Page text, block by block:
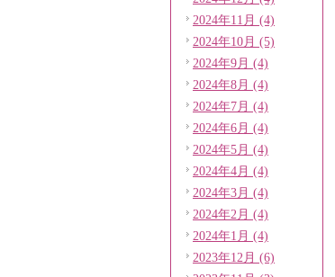
2024年11月 (4)
2024年10月 (5)
2024年9月 (4)
2024年8月 (4)
2024年7月 (4)
2024年6月 (4)
2024年5月 (4)
2024年4月 (4)
2024年3月 (4)
2024年2月 (4)
2024年1月 (4)
2023年12月 (6)